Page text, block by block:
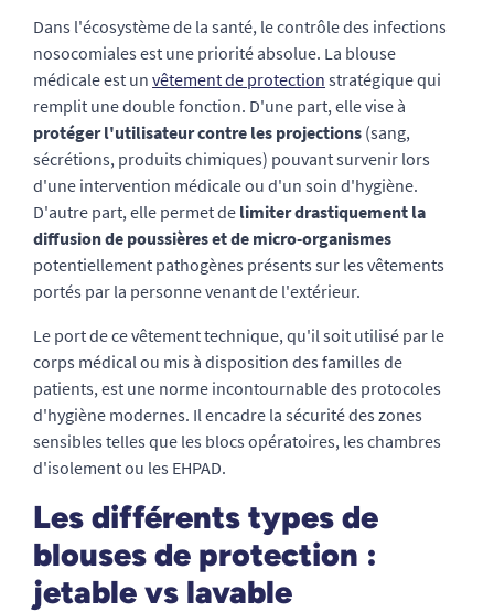
Dans l'écosystème de la santé, le contrôle des infections
nosocomiales est une priorité absolue. La blouse
médicale est un vêtement de protection stratégique qui
remplit une double fonction. D'une part, elle vise à
protéger l'utilisateur contre les projections (sang,
sécrétions, produits chimiques) pouvant survenir lors
d'une intervention médicale ou d'un soin d'hygiène.
D'autre part, elle permet de limiter drastiquement la
diffusion de poussières et de micro-organismes
potentiellement pathogènes présents sur les vêtements
portés par la personne venant de l'extérieur.
Le port de ce vêtement technique, qu'il soit utilisé par le
corps médical ou mis à disposition des familles de
patients, est une norme incontournable des protocoles
d'hygiène modernes. Il encadre la sécurité des zones
sensibles telles que les blocs opératoires, les chambres
d'isolement ou les EHPAD.
Les différents types de
blouses de protection :
jetable vs lavable